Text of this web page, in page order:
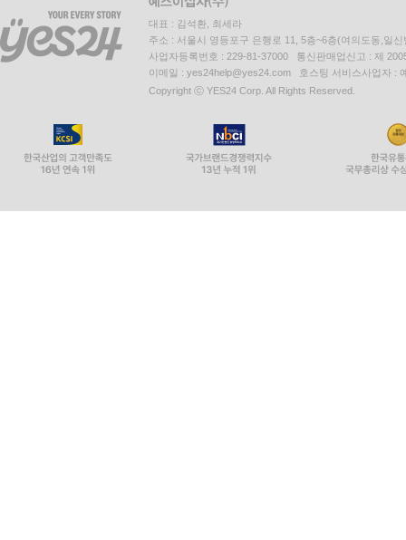
대표 : 김석환, 최세라
주소 : 서울시 영등포구 은행로 11, 5층~6층(여의도동,일신
사업자등록번호 : 229-81-37000 통신판매업신고 : 제
이메일 : yes24help@yes24.com 호스팅 서비스사업자 :
Copyright ⓒ YES24 Corp. All Rights Reserved.